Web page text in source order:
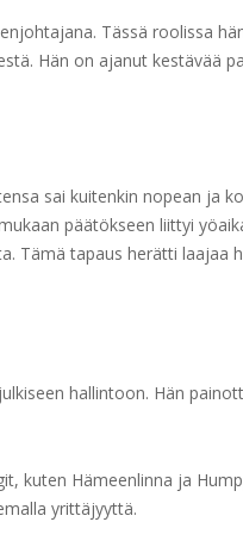
Tässä roolissa
Hän on ajanut kestävää
sai kuitenkin nopean ja
päätökseen liittyi
Tämä tapaus herätti laajaa
hallintoon. Hän
kuten Hämeenlinna ja
yrittäjyyttä.